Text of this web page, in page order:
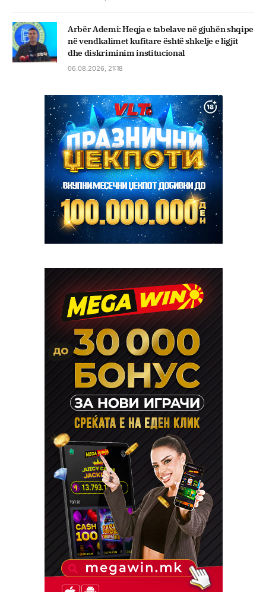
Arbër Ademi: Heqja e tabelave në gjuhën shqipe
në vendkalimet kufitare është shkelje e ligjit
dhe diskriminim institucional
06.08.2026, 21:18